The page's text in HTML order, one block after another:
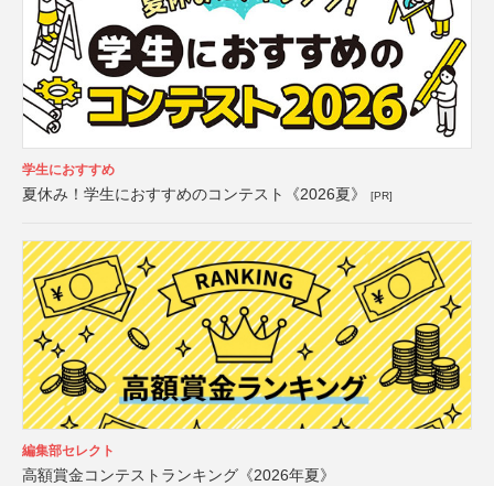
学生におすすめ
夏休み！学生におすすめのコンテスト《2026夏》 [PR]
編集部セレクト
高額賞金コンテストランキング《2026年夏》